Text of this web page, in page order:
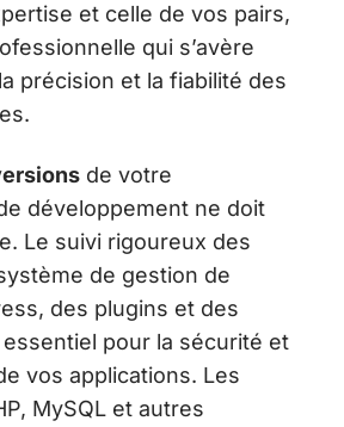
et celle de vos pairs,
qui s’avère
précision et la fiabilité des
de votre
développement ne doit
Le suivi rigoureux des
de gestion de
des plugins et des
pour la sécurité et
vos applications. Les
MySQL et autres